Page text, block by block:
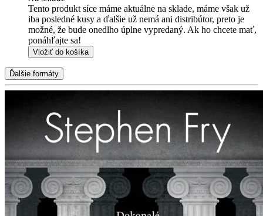
Tento produkt síce máme aktuálne na sklade, máme však už
iba posledné kusy a ďalšie už nemá ani distribútor, preto je
možné, že bude onedlho úplne vypredaný. Ak ho chcete mať,
ponáhľajte sa!
Vložiť do košíka
Ďalšie formáty